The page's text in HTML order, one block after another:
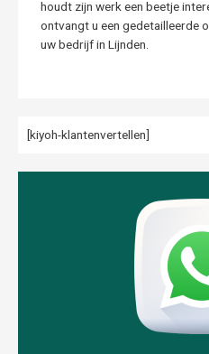
houdt zijn werk een beetje
ontvangt u een gedetailleerde
uw bedrijf in Lijnden.
[kiyoh-klantenvertellen]